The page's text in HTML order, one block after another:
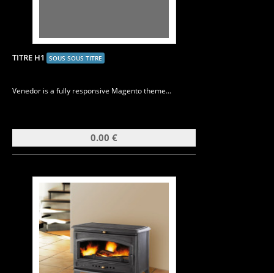
TITRE H1 SOUS SOUS TITRE
Venedor is a fully responsive Magento theme...
0.00 €